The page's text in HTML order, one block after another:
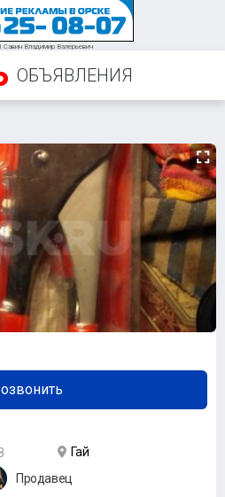
Владимир Валерьевич
ОБЪЯВЛЕНИЯ
Гай
Продавец